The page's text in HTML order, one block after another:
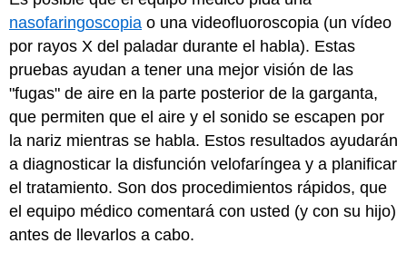
nasofaringoscopia o una videofluoroscopia (un vídeo
por rayos X del paladar durante el habla). Estas
pruebas ayudan a tener una mejor visión de las
"fugas" de aire en la parte posterior de la garganta,
que permiten que el aire y el sonido se escapen por
la nariz mientras se habla. Estos resultados ayudarán
a diagnosticar la disfunción velofaríngea y a planificar
el tratamiento. Son dos procedimientos rápidos, que
el equipo médico comentará con usted (y con su hijo)
antes de llevarlos a cabo.